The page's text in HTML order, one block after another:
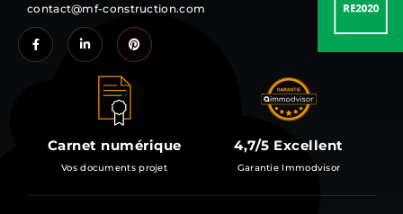
contact@mf-construction.com
Carnet numérique
Vos documents projet
4,7/5 Excellent
Garantie Immodvisor